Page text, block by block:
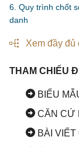
6. Quy trình chốt
danh
Xem đầy đủ
THAM CHIẾU
BIỂU
CĂN CỨ
BÀI